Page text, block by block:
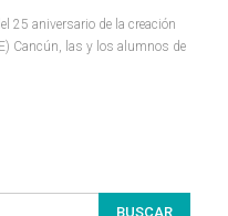
25 aniversario de la creación
Cancún, las y los alumnos de